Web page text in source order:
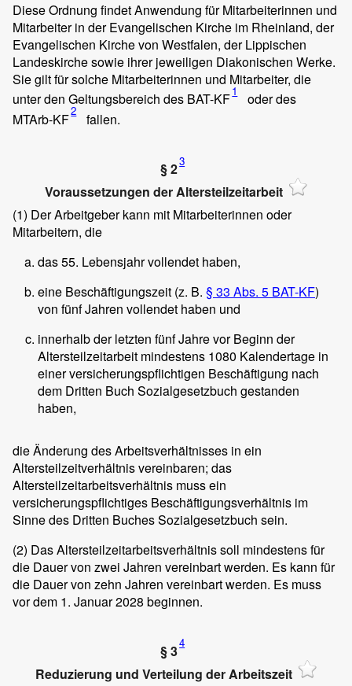
Diese Ordnung findet Anwendung für Mitarbeiterinnen und
Mitarbeiter in der Evangelischen Kirche im Rheinland, der
Evangelischen Kirche von Westfalen, der Lippischen
Landeskirche sowie ihrer jeweiligen Diakonischen Werke.
Sie gilt für solche Mitarbeiterinnen und Mitarbeiter, die
unter den Geltungsbereich des BAT-KF1
oder des
MTArb-KF2 fallen.
§ 23
Voraussetzungen der Altersteilzeitarbeit
(1) Der Arbeitgeber kann mit Mitarbeiterinnen oder
Mitarbeitern, die
das 55. Lebensjahr vollendet haben,
eine Beschäftigungszeit (z. B. § 33 Abs. 5 BAT-KF)
von fünf Jahren vollendet haben und
innerhalb der letzten fünf Jahre vor Beginn der
Altersteilzeitarbeit mindestens 1080 Kalendertage in
einer versicherungspflichtigen Beschäftigung nach
dem Dritten Buch Sozialgesetzbuch gestanden
haben,
die Änderung des Arbeitsverhältnisses in ein
Altersteilzeitverhältnis vereinbaren; das
Altersteilzeitarbeitsverhältnis muss ein
versicherungspflichtiges Beschäftigungsverhältnis im
Sinne des Dritten Buches Sozialgesetzbuch sein.
(2) Das Altersteilzeitarbeitsverhältnis soll mindestens für
die Dauer von zwei Jahren vereinbart werden. Es kann für
die Dauer von zehn Jahren vereinbart werden. Es muss
vor dem 1. Januar 2028 beginnen.
§ 34
Reduzierung und Verteilung der Arbeitszeit